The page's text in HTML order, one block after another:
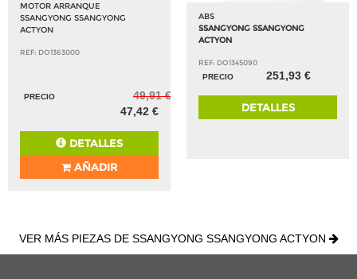
MOTOR ARRANQUE
SSANGYONG SSANGYONG
ACTYON
REF: DO1363000
PRECIO
49,91 €
47,42 €
DETALLES
AÑADIR
ABS
SSANGYONG SSANGYONG
ACTYON
REF: DO1345090
PRECIO
251,93 €
DETALLES
VER MÁS PIEZAS DE SSANGYONG SSANGYONG ACTYON